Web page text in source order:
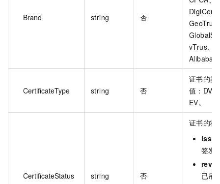
Brand string 否
DigiCert
vTrus、
Alibaba
CertificateType string 否
证书的类
值：DV
EV。
CertificateStatus string 否
证书的状
签发
已吊